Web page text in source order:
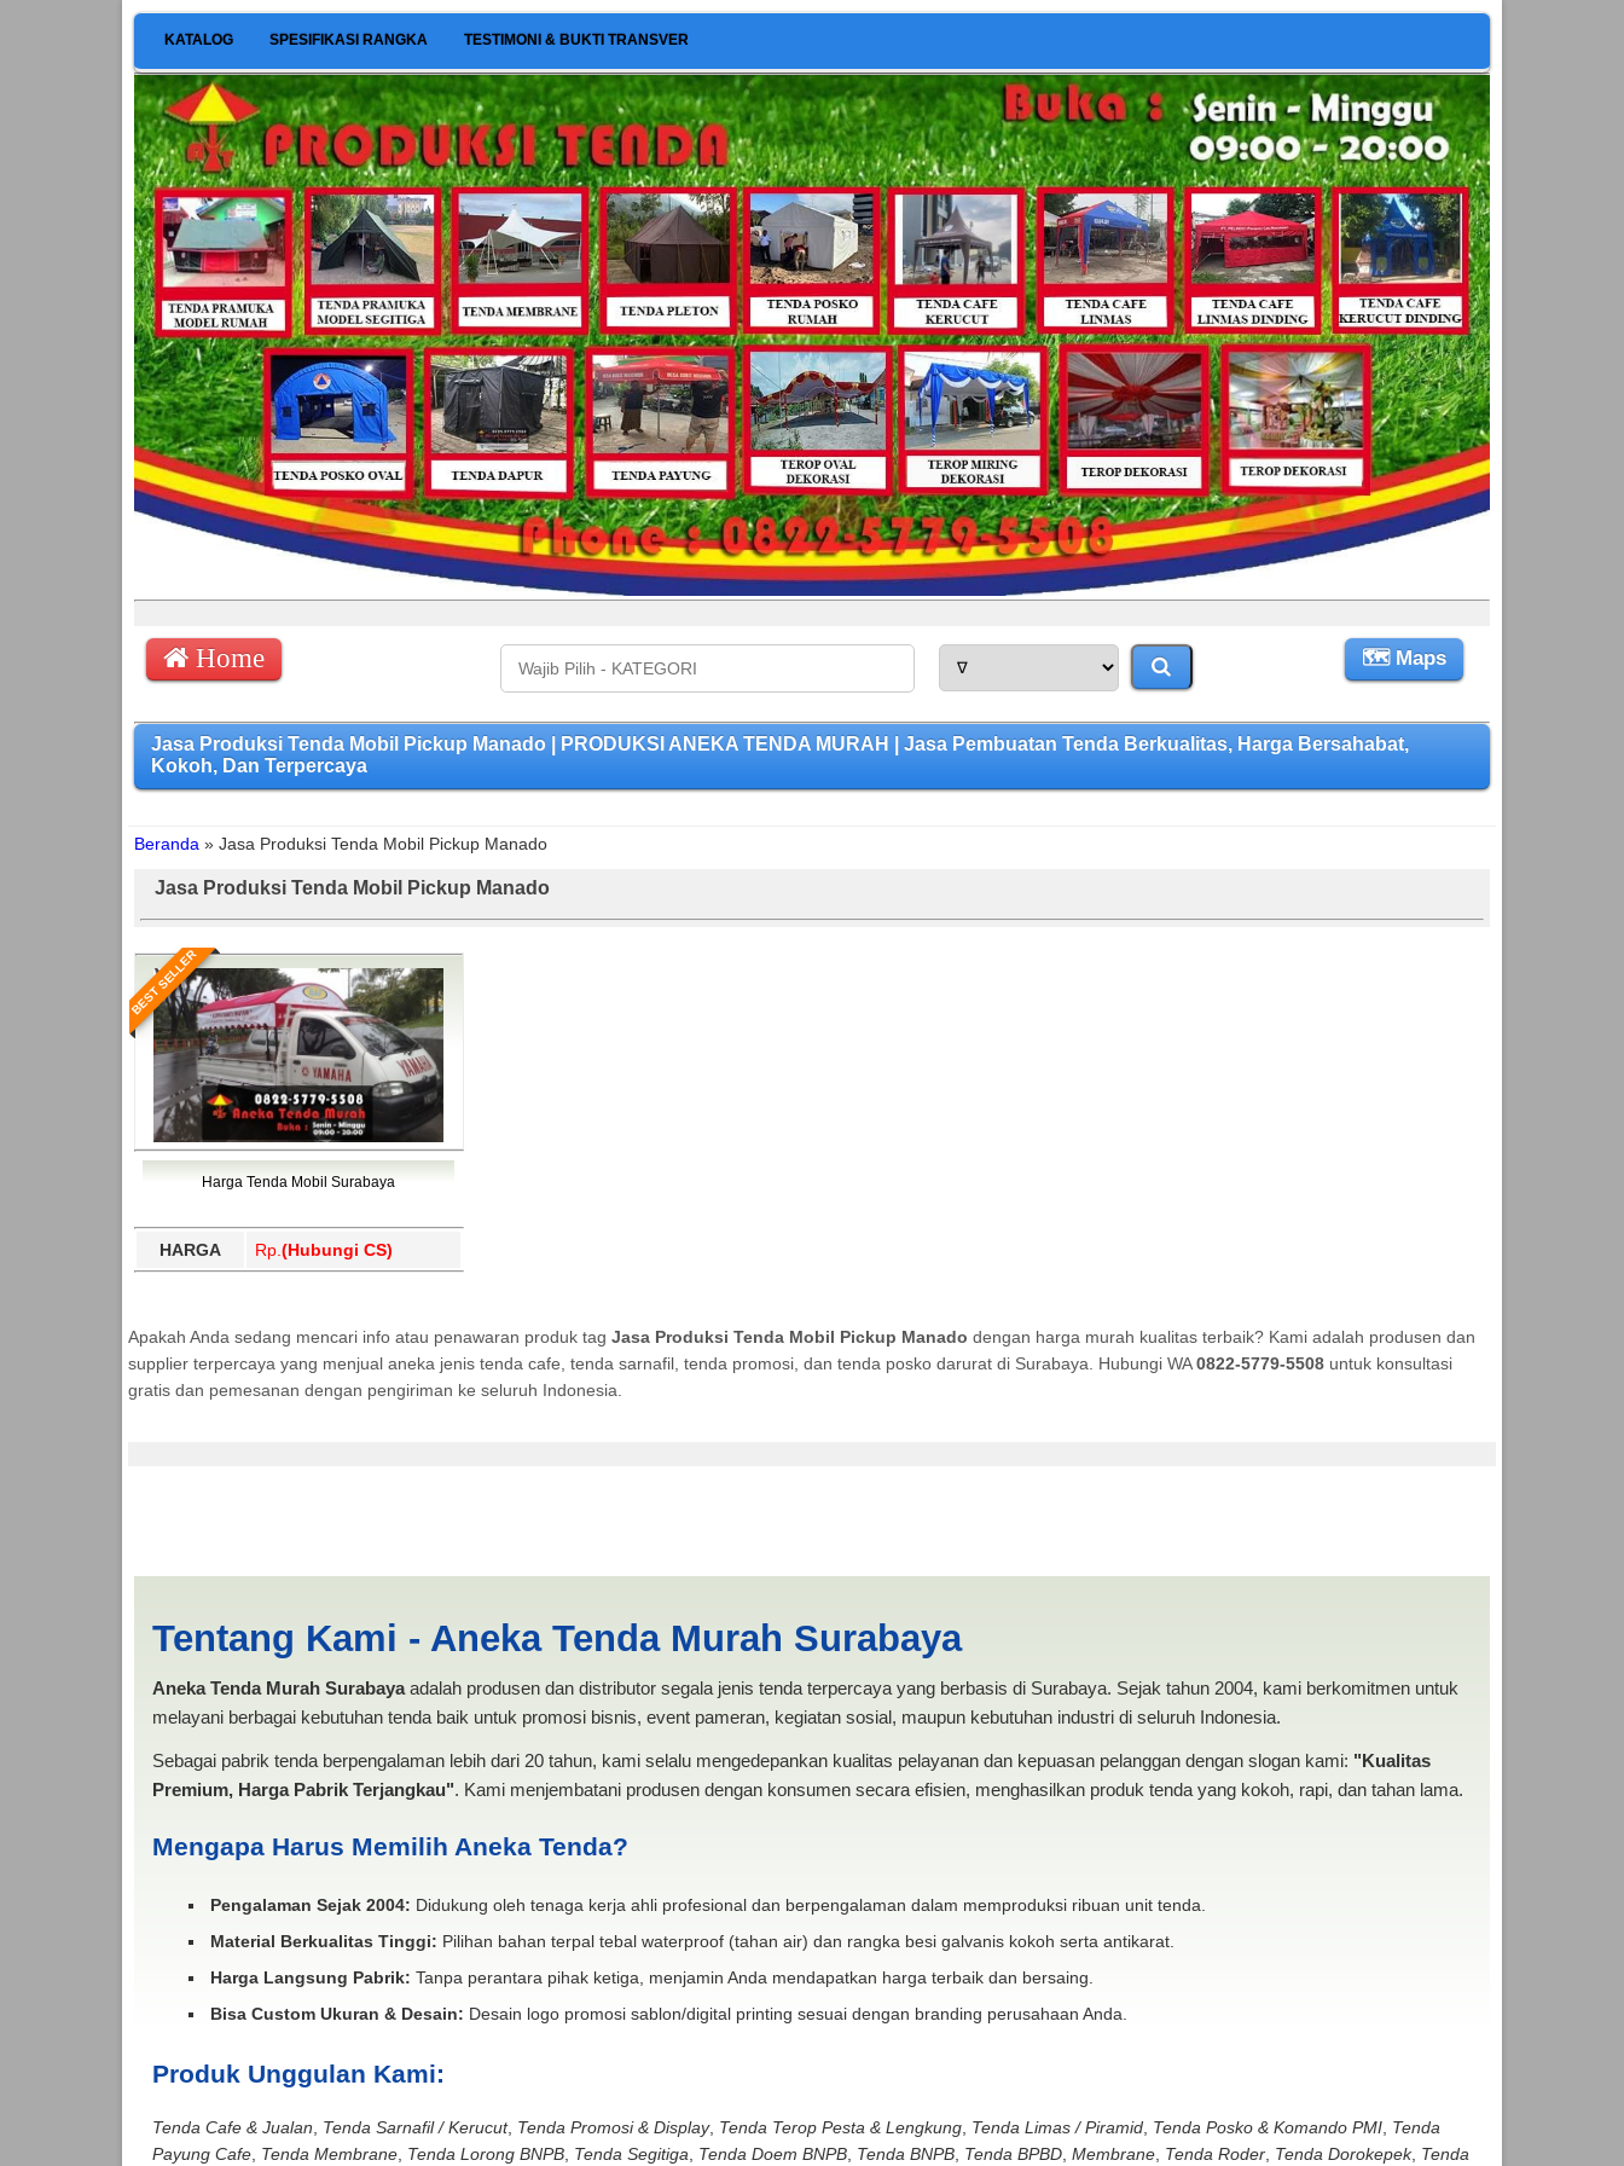
KATALOG SPESIFIKASI RANGKA TESTIMONI & BUKTI TRANSVER
Home 🗺 Maps
Jasa Produksi Tenda Mobil Pickup Manado | PRODUKSI ANEKA TENDA MURAH | Jasa Pembuatan Tenda Berkualitas, Harga Bersahabat,
Kokoh, Dan Terpercaya
Beranda » Jasa Produksi Tenda Mobil Pickup Manado
Jasa Produksi Tenda Mobil Pickup Manado
BEST SELLER
Harga Tenda Mobil Surabaya
HARGA Rp. (Hubungi CS)
Apakah Anda sedang mencari info atau penawaran produk tag Jasa Produksi Tenda Mobil Pickup Manado dengan harga murah kualitas terbaik? Kami adalah produsen dan
supplier terpercaya yang menjual aneka jenis tenda cafe, tenda sarnafil, tenda promosi, dan tenda posko darurat di Surabaya. Hubungi WA0822-5779-5508untuk konsultasi
gratis dan pemesanan dengan pengiriman ke seluruh Indonesia.
Tentang Kami - Aneka Tenda Murah Surabaya
Aneka Tenda Murah Surabayaadalah produsen dan distributor segala jenis tenda terpercaya yang berbasis di Surabaya. Sejak tahun 2004, kami berkomitmen untuk
melayani berbagai kebutuhan tenda baik untuk promosi bisnis, event pameran, kegiatan sosial, maupun kebutuhan industri di seluruh Indonesia.
Sebagai pabrik tenda berpengalaman lebih dari 20 tahun, kami selalu mengedepankan kualitas pelayanan dan kepuasan pelanggan dengan slogan kami: "Kualitas
Premium, Harga Pabrik Terjangkau". Kami menjembatani produsen dengan konsumen secara efisien, menghasilkan produk tenda yang kokoh, rapi, dan tahan lama.
Mengapa Harus Memilih Aneka Tenda?
Pengalaman Sejak 2004: Didukung oleh tenaga kerja ahli profesional dan berpengalaman dalam memproduksi ribuan unit tenda.
Material Berkualitas Tinggi: Pilihan bahan terpal tebal waterproof (tahan air) dan rangka besi galvanis kokoh serta antikarat.
Harga Langsung Pabrik: Tanpa perantara pihak ketiga, menjamin Anda mendapatkan harga terbaik dan bersaing.
Bisa Custom Ukuran & Desain: Desain logo promosi sablon/digital printing sesuai dengan branding perusahaan Anda.
Produk Unggulan Kami:
Tenda Cafe & Jualan Tenda Sarnafil / Kerucut, Tenda Promosi & Display, Tenda Terop Pesta & Lengkung, Tenda Limas / Piramid, Tenda Posko & Komando PMI, Tenda
Payung Cafe, Tenda Membrane, Tenda Lorong BNPB, Tenda Segitiga Tenda Doem BNPB, Tenda BNPB, Tenda BPBD, Membrane, Tenda Roder, Tenda Dorokepek, Tenda